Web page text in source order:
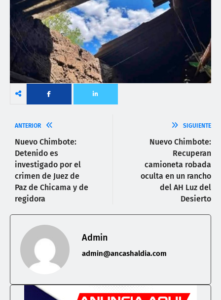
ANTERIOR
Nuevo Chimbote:
Detenido es
investigado por el
crimen de Juez de
Paz de Chicama y de
regidora
SIGUIENTE
Nuevo Chimbote:
Recuperan
camioneta robada
oculta en un rancho
del AH Luz del
Desierto
Admin
admin@ancashaldia.com